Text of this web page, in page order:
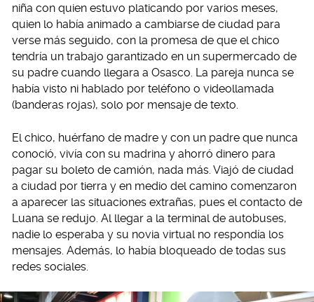
niña con quien estuvo platicando por varios meses,
quien lo había animado a cambiarse de ciudad para
verse más seguido, con la promesa de que el chico
tendría un trabajo garantizado en un supermercado de
su padre cuando llegara a Osasco. La pareja nunca se
había visto ni hablado por teléfono o videollamada
(banderas rojas), solo por mensaje de texto.
El chico, huérfano de madre y con un padre que nunca
conoció, vivía con su madrina y ahorró dinero para
pagar su boleto de camión, nada más. Viajó de ciudad
a ciudad por tierra y en medio del camino comenzaron
a aparecer las situaciones extrañas, pues el contacto de
Luana se redujo. Al llegar a la terminal de autobuses,
nadie lo esperaba y su novia virtual no respondía los
mensajes. Además, lo había bloqueado de todas sus
redes sociales.